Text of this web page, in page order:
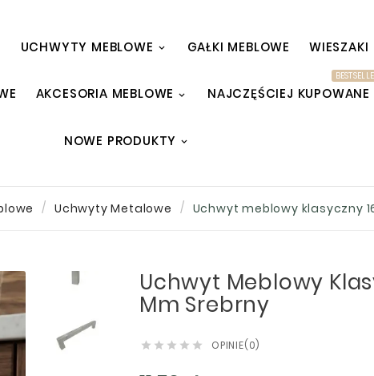
UCHWYTY MEBLOWE GAŁKI MEBLOWE WIESZAKI
AKCESORIA MEBLOWE NAJCZĘŚCIEJ KUPOWANE
NOWE PRODUKTY
Uchwyty Metalowe Uchwyt meblowy klasyczny
Uchwyt Meblowy
Mm Srebrny
     OPINIE(0)